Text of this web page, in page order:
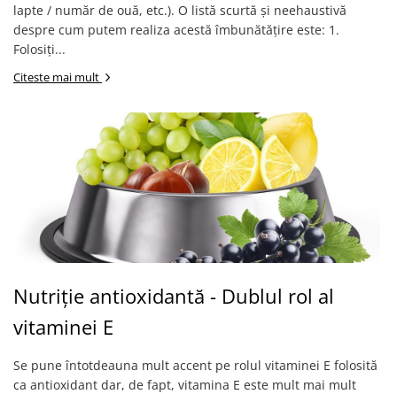
lapte / număr de ouă, etc.). O listă scurtă și neehaustivă
despre cum putem realiza acestă îmbunătățire este: 1.
Folosiți...
Citeste mai mult
Nutriție antioxidantă - Dublul rol al
vitaminei E
Se pune întotdeauna mult accent pe rolul vitaminei E folosită
ca antioxidant dar, de fapt, vitamina E este mult mai mult